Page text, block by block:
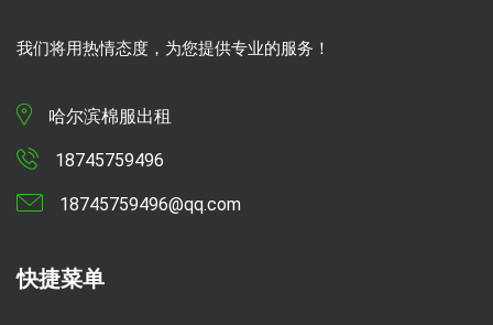
我们将用热情态度，为您提供专业的服务！
哈尔滨棉服出租
18745759496
18745759496@qq.com
快捷菜单